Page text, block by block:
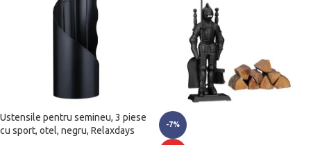
Ustensile pentru semineu, 3 piese
cu sport, otel, negru, Relaxdays
-7%